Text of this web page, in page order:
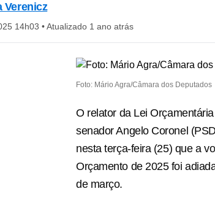
Verenicz
14h03 •Atualizado 1 ano atrás
Foto: Mário Agra/Câmara dos Deputados
O relator da Lei
senador Angelo Coronel
nesta terça-feira (25) que a
Orçamento de 2025 foi
de março.